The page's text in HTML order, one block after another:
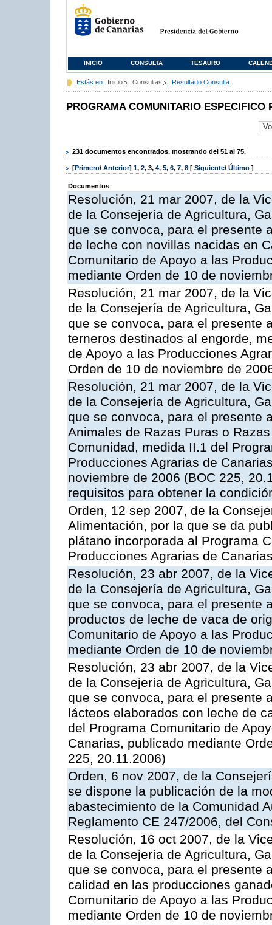
INICIO CONSULTA TESAURO
Estás en: Inicio Consultas Resultado Consulta
PROGRAMA COMUNITARIO ESPECIFICO
231 documentos encontrados, mostrando del 51 al 75.
[Primero/ Anterior] 1, 2, 3, 4, 5, 6, 7, 8 [ Siguiente/ Último ]
Documentos
Resolución, 21 mar 2007, de la
de la Consejería de Agricultura,
que se convoca, para el presente
de leche con novillas nacidas en
Comunitario de Apoyo a las
mediante Orden de 10 de
Resolución, 21 mar 2007, de la
de la Consejería de Agricultura,
que se convoca, para el presente
terneros destinados al engorde,
de Apoyo a las Producciones
Orden de 10 de noviembre de
Resolución, 21 mar 2007, de la
de la Consejería de Agricultura,
que se convoca, para el presente
Animales de Razas Puras o
Comunidad, medida II.1 del
Producciones Agrarias de
noviembre de 2006 (BOC 225,
requisitos para obtener la
Orden, 12 sep 2007, de la
Alimentación, por la que se da
plátano incorporada al Programa
Producciones Agrarias de
Resolución, 23 abr 2007, de la
de la Consejería de Agricultura,
que se convoca, para el presente
productos de leche de vaca de
Comunitario de Apoyo a las
mediante Orden de 10 de
Resolución, 23 abr 2007, de la
de la Consejería de Agricultura,
que se convoca, para el presente
lácteos elaborados con leche de
del Programa Comunitario de
Canarias, publicado mediante
225, 20.11.2006)
Orden, 6 nov 2007, de la
se dispone la publicación de la
abastecimiento de la Comunidad
Reglamento CE 247/2006, del
Resolución, 16 oct 2007, de la
de la Consejería de Agricultura,
que se convoca, para el presente
calidad en las producciones
Comunitario de Apoyo a las
mediante Orden de 10 de